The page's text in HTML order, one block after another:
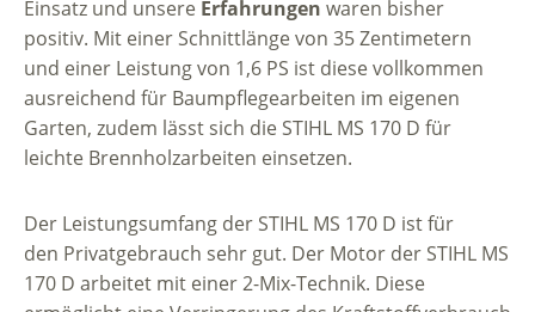
Einsatz und unsere Erfahrungen waren bisher
positiv. Mit einer Schnittlänge von 35 Zentimetern
und einer Leistung von 1,6 PS ist diese vollkommen
ausreichend für Baumpflegearbeiten im eigenen
Garten, zudem lässt sich die STIHL MS 170 D für
leichte Brennholzarbeiten einsetzen.
Der Leistungsumfang der STIHL MS 170 D ist für
den Privatgebrauch sehr gut. Der Motor der STIHL MS
170 D arbeitet mit einer 2-Mix-Technik. Diese